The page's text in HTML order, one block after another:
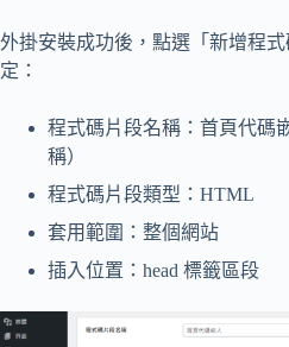
外掛安裝成功後，點選「新增程
定：
程式碼片段名稱：首頁代碼
稱）
程式碼片段類型：HTML
套用範圍：整個網站
插入位置：head 標籤區段